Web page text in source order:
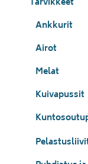
Ankkurit
Airot
Melat
Kuivapussit